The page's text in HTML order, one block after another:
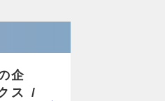
企
ス